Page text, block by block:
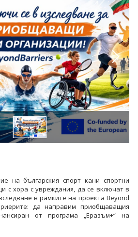
на българския спорт кани спортни
с хора с увреждания, да се включат в
в рамките на проекта Beyond
да направим приобщаващия
от програма „Еразъм+“ на